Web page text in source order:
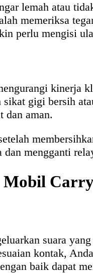
lemah atau
memeriksa
perlu mengisi
kinerja
gigi bersih
dan aman.
mengganti
suara
kontak,
baik dapat